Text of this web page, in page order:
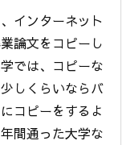
インターネット
論文をコピーし
では、コピーな
しくらいならバ
コピーをするよ
間通った大学な